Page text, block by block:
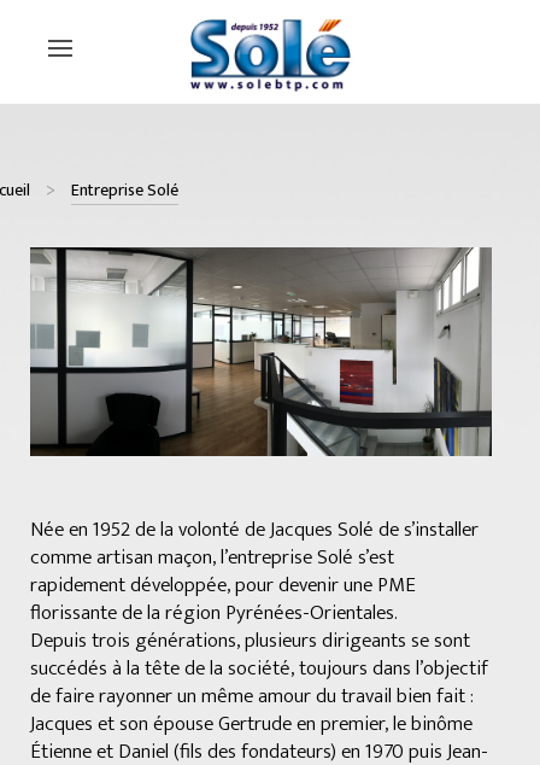
Entreprise Solé
Née en 1952 de la volonté de Jacques Solé de s’installer
comme artisan maçon, l’entreprise Solé s’est
rapidement développée, pour devenir une PME
florissante de la région Pyrénées-Orientales.
Depuis trois générations, plusieurs dirigeants se sont
succédés à la tête de la société, toujours dans l’objectif
de faire rayonner un même amour du travail bien fait :
Jacques et son épouse Gertrude en premier, le binôme
Étienne et Daniel (fils des fondateurs) en 1970 puis Jean-